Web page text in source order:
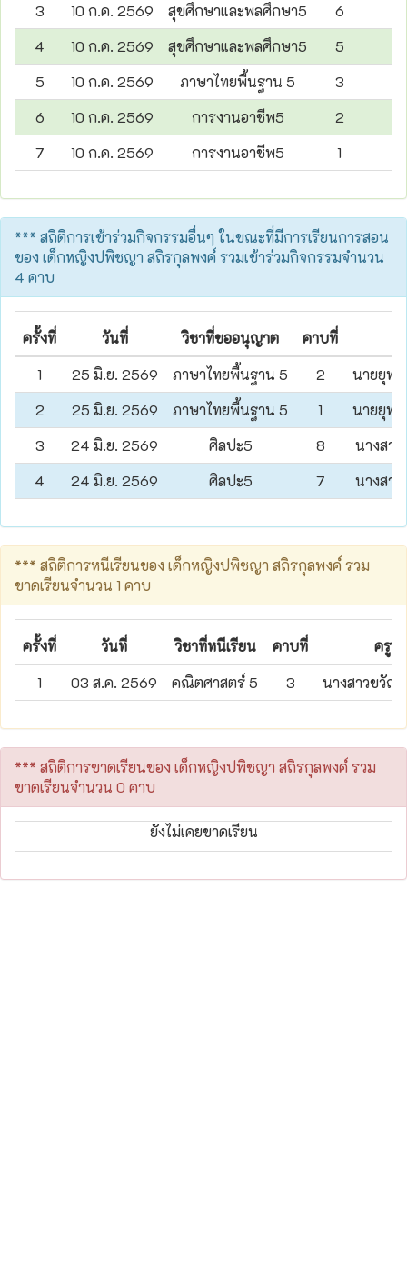
3
10 ก.ค. 2569 สุขศึกษาและพลศึกษา5 6
4
10 ก.ค. 2569 สุขศึกษาและพลศึกษา5 5
5
10 ก.ค. 2569 ภาษาไทยพื้นฐาน 5 3
6
10 ก.ค. 2569 การงานอาชีพ5
2
7
10 ก.ค. 2569 การงานอาชีพ5 1
*** สถิติการเข้าร่วมกิจกรรมอื่นๆ ในขณะที่มีการเรียนการสอน
ของ เด็กหญิงปพิชญา สถิรกุลพงค์ รวมเข้าร่วมกิจกรรมจำนวน
4 คาบ
ครั้งที่ วันที่ วิชาที่ขออนุญาต คาบที่
1
25 มิ.ย. 2569 ภาษาไทยพื้นฐาน 5 2
นายยุท
2
25 มิ.ย. 2569 ภาษาไทยพื้นฐาน 5 1
นายยุท
3
24 มิ.ย. 2569 ศิลปะ5 8
นางสา
4
24 มิ.ย. 2569 ศิลปะ5 7 นางสา
*** สถิติการหนีเรียนของ เด็กหญิงปพิชญา สถิรกุลพงค์ รวม
ขาดเรียนจำนวน 1 คาบ
ครั้งที่ วันที่ วิชาที่หนีเรียน คาบที่
ครูผู้
1
03 ส.ค. 2569 คณิตศาสตร์ 5 3 นางสาวขวัญ
*** สถิติการขาดเรียนของ เด็กหญิงปพิชญา สถิรกุลพงค์ รวม
ขาดเรียนจำนวน 0 คาบ
ยังไม่เคยขาดเรียน